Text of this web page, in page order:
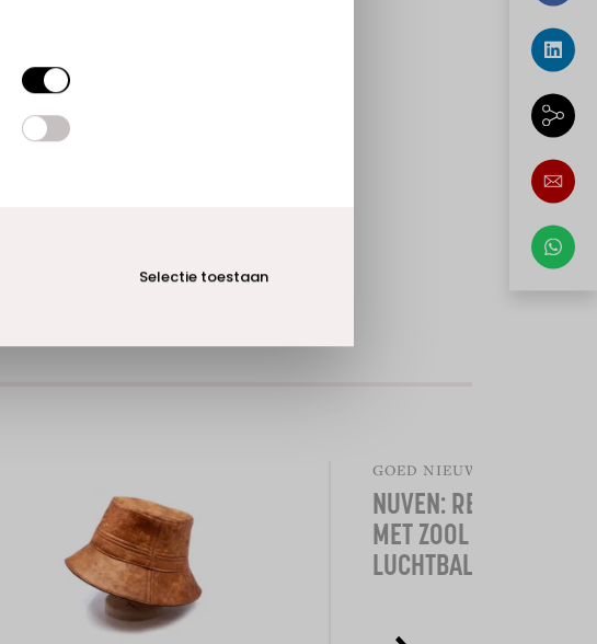
Selectie toestaan
GOED NIEUWS
NUVEN:
MET ZOOL VAN
LUCHTBALLONNEN